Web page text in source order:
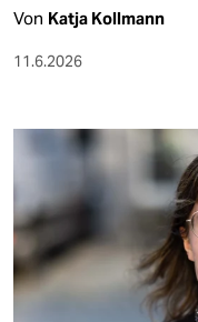
shop
fragen & hilfe
abo
genossenschaft
epaper login
Von Katja Kollmann
11.6.2026